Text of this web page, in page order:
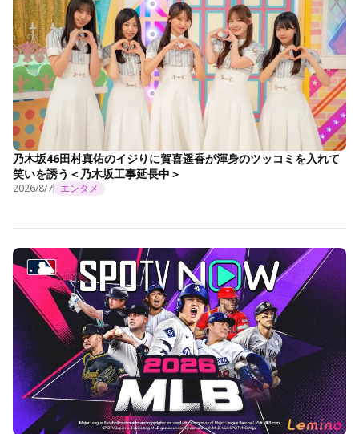
乃木坂46田村真佑のイジりに賀喜遥香が渾身のツッコミを入れて
笑いを誘う＜乃木坂工事延長中＞
2026/8/7 エンタメ